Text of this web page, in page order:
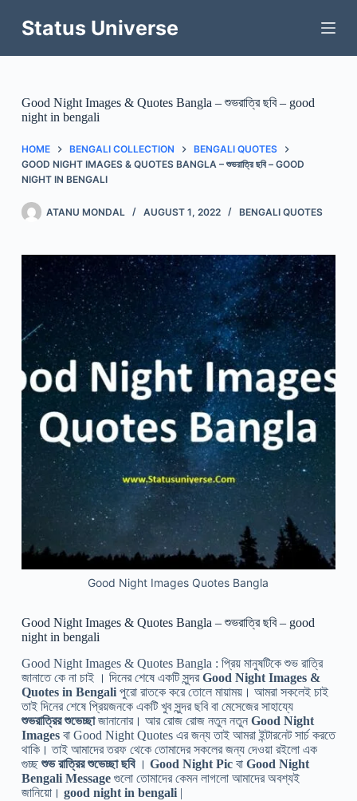
contentStatus Universe
Good Night Images & Quotes Bangla – শুভরাত্রি ছবি – good
night in bengali
HOME BENGALI COLLECTION
BENGALI QUOTES
GOOD NIGHT IMAGES & QUOTES BANGLA – শুভরাত্রি ছবি – GOOD
NIGHT IN BENGALI
ATANU MONDAL AUGUST 1, 2022 BENGALI QUOTES
Good Night Images Quotes Bangla
Good Night Images & Quotes Bangla – শুভরাত্রি ছবি – good
night in bengali
Good Night Images & Quotes Bangla : প্রিয় মানুষটিকে শুভ রাত্রি
জানাতে কে না চাই । দিনের শেষে একটি সুন্দরGood Night Images &
Quotes in Bengali পুরো রাতকে করে তোলে মায়াময়। আমরা সকলেই চাই
তাই দিনের শেষে প্রিয়জনকে একটি খুব সুন্দর ছবি বা মেসেজের সাহায্যে
শুভরাত্রির শুভেচ্ছাজানানোর। আর রোজ রোজ নতুন নতুন Good Night
Imagesবা Good Night Quotes এর জন্য তাই আমরা ইন্টারনেট সার্চ করতে
থাকি। তাই আমাদের তরফ থেকে তোমাদের সকলের জন্য দেওয়া রইলো এক
গুচ্ছশুভ রাত্রির শুভেচ্ছা ছবি। Good Night Picবা Good Night
Bengali Messageগুলো তোমাদের কেমন লাগলো আমাদের অবশ্যই
জানিয়ো। good night in bengali|